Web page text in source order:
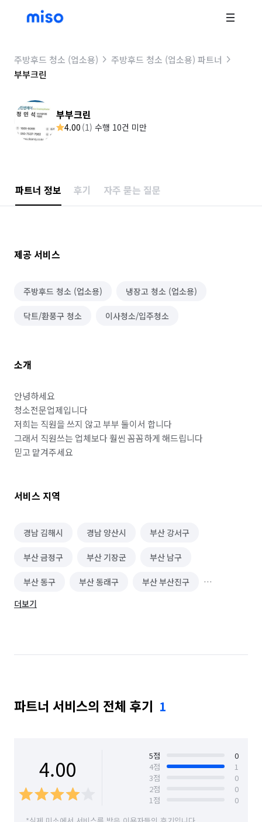
주방후드 청소 (업소용)
주방후드 청소 (업소용) 파트너
부부크린
부부크린
4.00 (1) 수행 10건 미만
파트너 정보 후기 자주 묻는 질문
제공 서비스
주방후드 청소 (업소용) 냉장고 청소 (업소용)
닥트/환풍구 청소 이사청소/입주청소
소개
안녕하세요
청소전문업제입니다
저희는 직원을 쓰지 않고 부부 둘이서 합니다
그래서 직원쓰는 업체보다 훨씬 꼼꼼하게 해드립니다
믿고 맡겨주세요
서비스 지역
경남 김해시 경남 양산시 부산 강서구
부산 금정구 부산 기장군 부산 남구
부산 동구 부산 동래구 부산 부산진구
부산 북구
부산 영도구 부산 중구 부산 해운대구
더보기
파트너 서비스의 전체 후기 1
4.00 5점
0
4점
1
3점
0
2점
0
1점
0